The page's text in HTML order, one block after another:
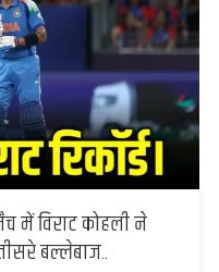
में विराट कोहली ने
बल्लेबाज..